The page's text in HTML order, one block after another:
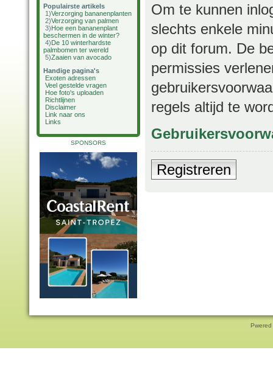
Populairste artikels
1)Verzorging bananenplanten
2)Verzorging van palmen
3)Hoe een bananenplant
beschermen in de winter?
4)De 10 winterhardste
palmbomen ter wereld
5)Zaaien van avocado
Handige pagina's
Exoten adressen
Veel gestelde vragen
Hoe foto's uploaden
Richtlijnen
Disclaimer
Link naar ons
Links
SPONSORS
Om te kunnen
slechts enkele
op dit forum. De
permissies
regels altijd te
Registreren